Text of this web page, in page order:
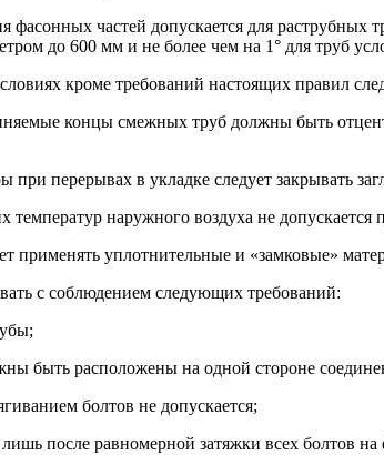
частей допускается для
до 600 мм и не более чем на 1° для труб
кроме требований настоящих правил
концы смежных труб должны быть
перерывах в укладке следует закрывать
наружного воздуха не
уплотнительные и «замковые»
с соблюдением следующих требований:
расположены на одной стороне
болтов не допускается;
после равномерной затяжки всех болтов на